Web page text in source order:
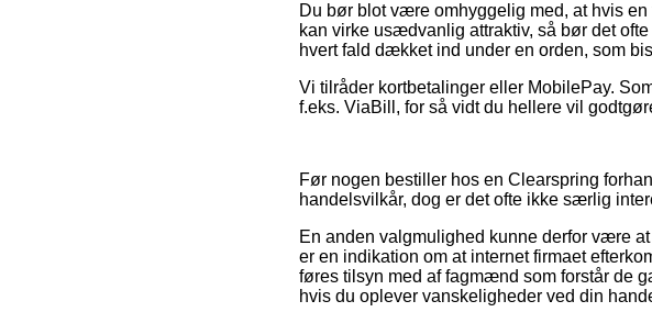
Du bør blot være omhyggelig med, at hvis
kan virke usædvanlig attraktiv, så bør det
hvert fald dækket ind under en orden, som
Vi tilråder kortbetalinger eller MobilePay.
f.eks. ViaBill, for så vidt du hellere vil
Før nogen bestiller hos en Clearspring
handelsvilkår, dog er det ofte ikke særlig
En anden valgmulighed kunne derfor være
er en indikation om at internet firmaet
føres tilsyn med af fagmænd som forstår de
hvis du oplever vanskeligheder ved din